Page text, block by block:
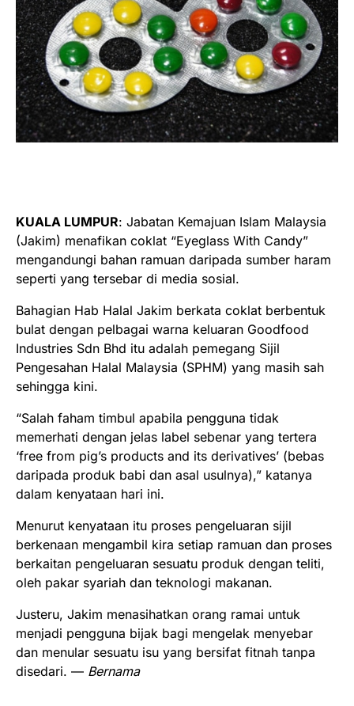
KUALA LUMPUR: Jabatan Kemajuan Islam Malaysia
(Jakim) menafikan coklat “Eyeglass With Candy”
mengandungi bahan ramuan daripada sumber haram
seperti yang tersebar di media sosial.
Bahagian Hab Halal Jakim berkata coklat berbentuk
bulat dengan pelbagai warna keluaran Goodfood
Industries Sdn Bhd itu adalah pemegang Sijil
Pengesahan Halal Malaysia (SPHM) yang masih sah
sehingga kini.
“Salah faham timbul apabila pengguna tidak
memerhati dengan jelas label sebenar yang tertera
‘free from pig’s products and its derivatives’ (bebas
daripada produk babi dan asal usulnya),” katanya
dalam kenyataan hari ini.
Menurut kenyataan itu proses pengeluaran sijil
berkenaan mengambil kira setiap ramuan dan proses
berkaitan pengeluaran sesuatu produk dengan teliti,
oleh pakar syariah dan teknologi makanan.
Justeru, Jakim menasihatkan orang ramai untuk
menjadi pengguna bijak bagi mengelak menyebar
dan menular sesuatu isu yang bersifat fitnah tanpa
disedari. — Bernama